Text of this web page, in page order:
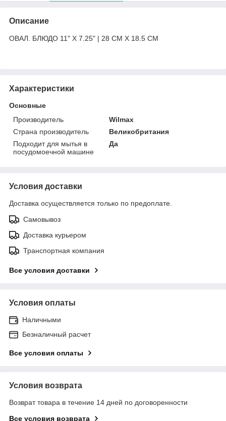
Описание
ОВАЛ. БЛЮДО 11" X 7.25" | 28 CM X 18.5 CM
Характеристики
Основные
Производитель
Wilmax
Страна производитель
Великобритания
Подходит для мытья в
посудомоечной машине
Да
Условия доставки
Доставка осуществляется только по предоплате.
Самовывоз
Доставка курьером
Транспортная компания
Все условия доставки
Условия оплаты
Наличными
Безналичный расчет
Все условия оплаты
Условия возврата
Возврат товара в течение 14 дней по договоренности
Все условия возврата